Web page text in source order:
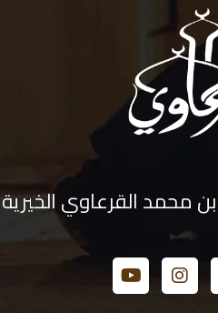
محمد القرعاوي الخيرية